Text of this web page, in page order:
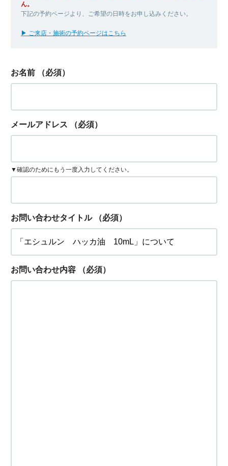
ん。
下記の予約ページより、ご希望の日時をお申し込みください。
▶ ご来店・施術の予約ページはこちら
お名前 （必須）
メールアドレス （必須）
▼確認のためにもう一度入力してください。
お問い合わせタイトル （必須）
お問い合わせ内容 （必須）